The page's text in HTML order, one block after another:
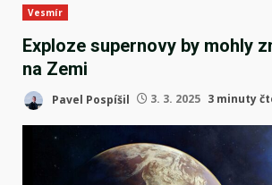
Vesmír
Exploze supernovy by mohly
na Zemi
Pavel Pospíšil 3. 3. 2025 3 minuty